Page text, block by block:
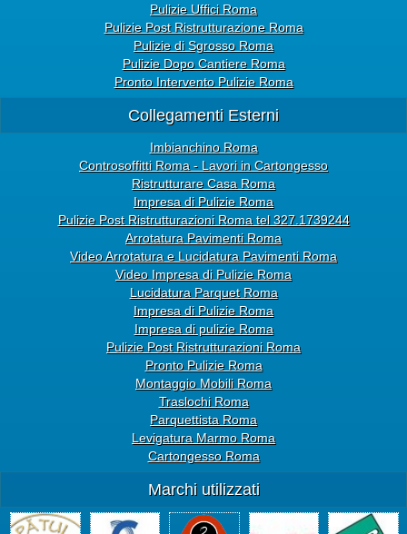
Pulizie Uffici Roma
Pulizie Post Ristrutturazione Roma
Pulizie di Sgrosso Roma
Pulizie Dopo Cantiere Roma
Pronto Intervento Pulizie Roma
Collegamenti Esterni
Imbianchino Roma
Controsoffitti Roma - Lavori in Cartongesso
Ristrutturare Casa Roma
Impresa di Pulizie Roma
Pulizie Post Ristrutturazioni Roma tel 327.1739244
Arrotatura Pavimenti Roma
Video Arrotatura e Lucidatura Pavimenti Roma
Video Impresa di Pulizie Roma
Lucidatura Parquet Roma
Impresa di Pulizie Roma
Impresa di pulizie Roma
Pulizie Post Ristrutturazioni Roma
Pronto Pulizie Roma
Montaggio Mobili Roma
Traslochi Roma
Parquettista Roma
Levigatura Marmo Roma
Cartongesso Roma
Marchi utilizzati